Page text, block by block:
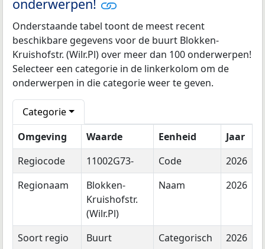
onderwerpen!
Onderstaande tabel toont de meest recent
beschikbare gegevens voor de buurt Blokken-
Kruishofstr. (Wilr.Pl) over meer dan 100 onderwerpen!
Selecteer een categorie in de linkerkolom om de
onderwerpen in die categorie weer te geven.
Categorie
Omgeving
Waarde Eenheid
Jaar
Regiocode
11002G73- Code
2026
Regionaam
Blokken-
Kruishofstr.
(Wilr.Pl)
Naam 2026
Soort regio Buurt
Categorisch
2026